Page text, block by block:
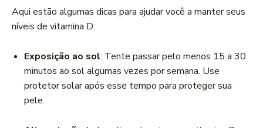
Aqui estão algumas dicas para ajudar você a manter seus
níveis de vitamina D:
Exposição ao sol: Tente passar pelo menos 15 a 30
minutos ao sol algumas vezes por semana. Use
protetor solar após esse tempo para proteger sua
pele.